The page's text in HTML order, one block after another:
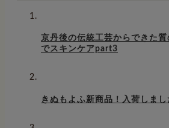
京丹後の伝統工芸からできた
でスキンケアpart3
きぬもよふ新商品！入荷しまし